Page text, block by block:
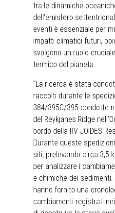
tra le dinamiche
dell'emisfero
eventi è essenziale per
impatti climatici futuri,
svolgono un ruolo
termico del pianeta.
“La ricerca è stata
raccolti durante le
384/395C/395 condotte
del Reykjanes Ridge
bordo della RV JOIDES
Durante queste
siti, prelevando circa 3,5
per analizzare i
e chimiche dei
hanno fornito una
cambiamenti registrati